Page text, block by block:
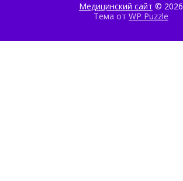
Медицинский сайт © 2026
Тема от WP Puzzle